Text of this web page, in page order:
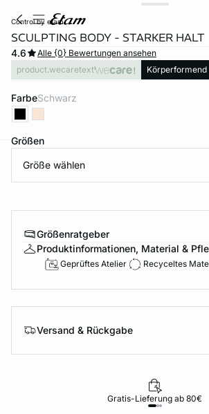
control by etam
SCULPTING BODY - STARKER HALT
4.6
Alle {0} Bewertungen ansehen
product.wecaretext
Körperformend
Farbe schwarz
Größen
Größe wählen
Größenratgeber
Produktinformationen, Material &
Geprüftes Atelier Recyceltes
Versand & Rückgabe
Gratis-Lieferung ab 80€